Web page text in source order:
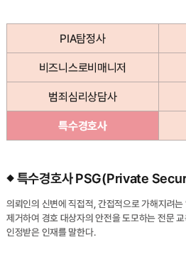
PIA탐정사
비즈니스로비매니저
범죄심리상담사
특수경호사
특수경호사 PSG(Private
의뢰인의 신변에 직접적, 간접적으로 가해지려
제거하여 경호 대상자의 안전을 도모하는 전문
인정받은 인재를 말한다.